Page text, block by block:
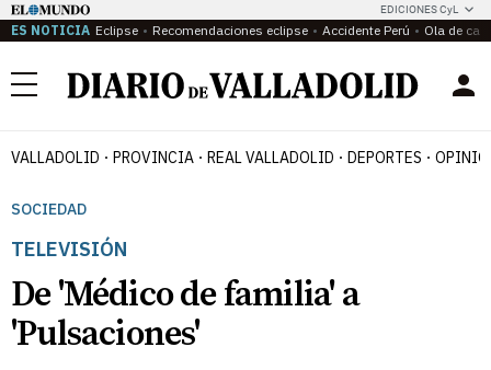
EDICIONES CyL
ES NOTICIA Eclipse Recomendaciones eclipse Accidente Perú Ola de
Menú
VALLADOLID PROVINCIA REAL VALLADOLID DEPORTES
SOCIEDAD
TELEVISIÓN
De 'Médico de familia' a
'Pulsaciones'